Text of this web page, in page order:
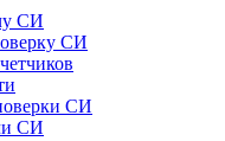
СИ
СИ
СИ
СИ